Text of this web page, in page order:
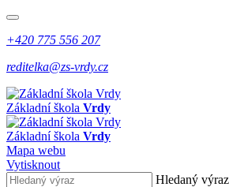
+420 775 556 207
reditelka@zs-vrdy.cz
Základní škola Vrdy
Základní škola Vrdy
Mapa webu
Vytisknout
Hledaný výraz